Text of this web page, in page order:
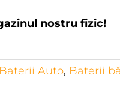
nostru fizic!
Baterii Auto, Baterii